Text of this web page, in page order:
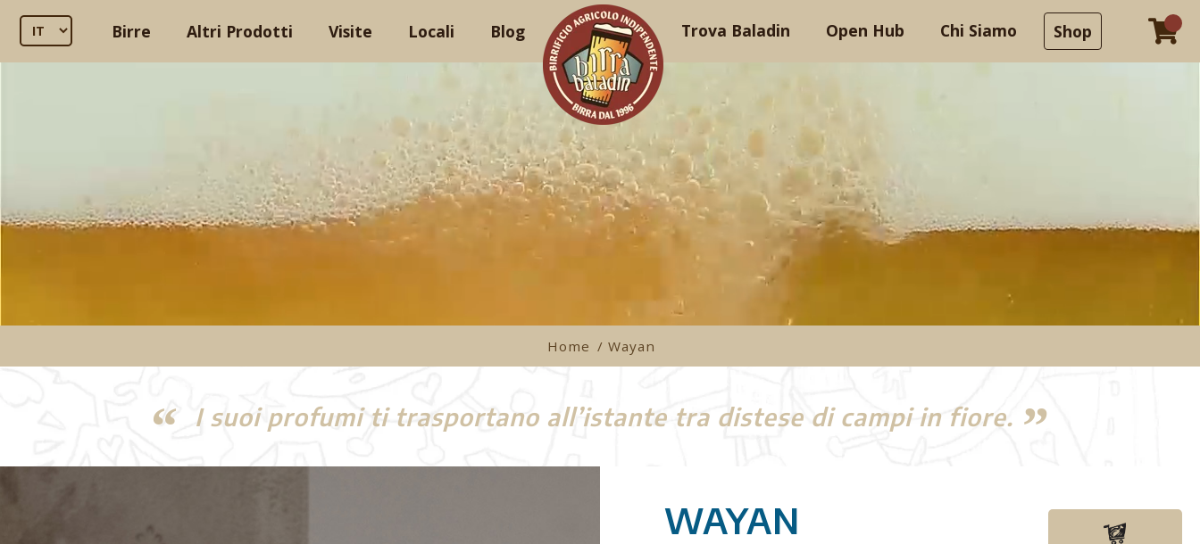
Birre Altri Prodotti Visite Locali Blog Trova Baladin Open Hub Chi Siamo Shop
Home / Wayan
I suoi profumi ti trasportano all’istante tra distese di campi in fiore.
WAYAN